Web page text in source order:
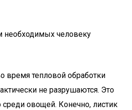
человеку
время тепловой обработки
не разрушаются. Это
овощей. Конечно, листик